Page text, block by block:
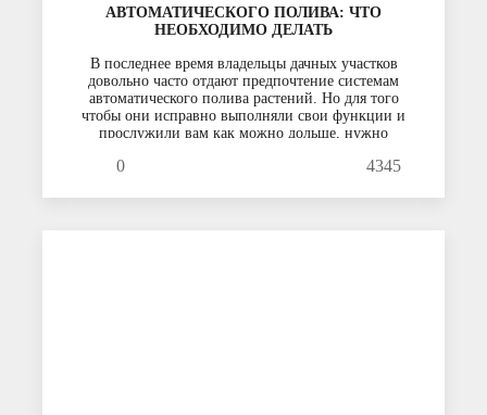
АВТОМАТИЧЕСКОГО ПОЛИВА: ЧТО
НЕОБХОДИМО ДЕЛАТЬ
В последнее время владельцы дачных участков
довольно часто отдают предпочтение системам
автоматического полива растений. Но для того
чтобы они исправно выполняли свои функции и
прослужили вам как можно дольше, нужно
0 4345